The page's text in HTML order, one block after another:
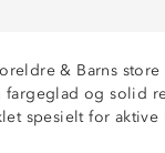
& Barns
fargeglad og solid
spesielt for aktive